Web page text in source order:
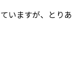
いますが、とりあ